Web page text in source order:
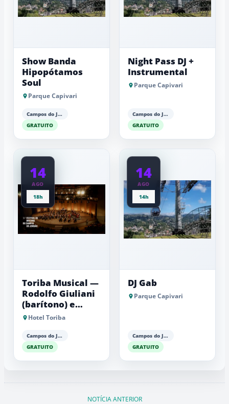
Show Banda
Hipopótamos
Soul
Parque Capivari
Campos do Jordão
GRATUITO
Night Pass DJ +
Instrumental
Parque Capivari
Campos do Jordão
GRATUITO
14
AGO
18h
Toriba Musical —
Rodolfo Giuliani
(barítono) e
Antonio Luiz
Hotel Toriba
Campos do Jordão
GRATUITO
14
AGO
14h
DJ Gab
Parque Capivari
Campos do Jordão
GRATUITO
NOTÍCIA ANTERIOR